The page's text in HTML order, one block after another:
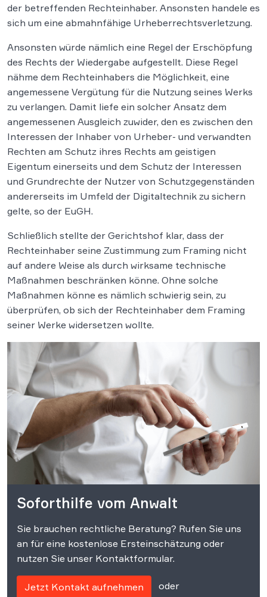
der betreffenden Rechteinhaber. Ansonsten handele es
sich um eine abmahnfähige Urheberrechtsverletzung.
Ansonsten würde nämlich eine Regel der Erschöpfung
des Rechts der Wiedergabe aufgestellt. Diese Regel
nähme dem Rechteinhabers die Möglichkeit, eine
angemessene Vergütung für die Nutzung seines Werks
zu verlangen. Damit liefe ein solcher Ansatz dem
angemessenen Ausgleich zuwider, den es zwischen den
Interessen der Inhaber von Urheber- und verwandten
Rechten am Schutz ihres Rechts am geistigen
Eigentum einerseits und dem Schutz der Interessen
und Grundrechte der Nutzer von Schutzgegenständen
andererseits im Umfeld der Digitaltechnik zu sichern
gelte, so der EuGH.
Schließlich stellte der Gerichtshof klar, dass der
Rechteinhaber seine Zustimmung zum Framing nicht
auf andere Weise als durch wirksame technische
Maßnahmen beschränken könne. Ohne solche
Maßnahmen könne es nämlich schwierig sein, zu
überprüfen, ob sich der Rechteinhaber dem Framing
seiner Werke widersetzen wollte.
Soforthilfe vom Anwalt
Sie brauchen rechtliche Beratung? Rufen Sie uns
an für eine kostenlose Ersteinschätzung oder
nutzen Sie unser Kontaktformular.
Jetzt Kontakt aufnehmen oder